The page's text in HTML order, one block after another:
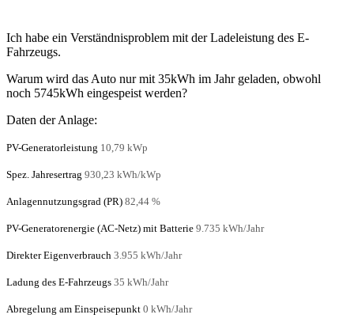
Ich habe ein Verständnisproblem mit der Ladeleistung des E-
Fahrzeugs.
Warum wird das Auto nur mit 35kWh im Jahr geladen, obwohl
noch 5745kWh eingespeist werden?
Daten der Anlage:
PV-Generatorleistung 10,79 kWp
Spez. Jahresertrag 930,23 kWh/kWp
Anlagennutzungsgrad (PR) 82,44 %
PV-Generatorenergie (AC-Netz) mit Batterie 9.735 kWh/Jahr
Direkter Eigenverbrauch 3.955 kWh/Jahr
Ladung des E-Fahrzeugs 35 kWh/Jahr
Abregelung am Einspeisepunkt 0 kWh/Jahr